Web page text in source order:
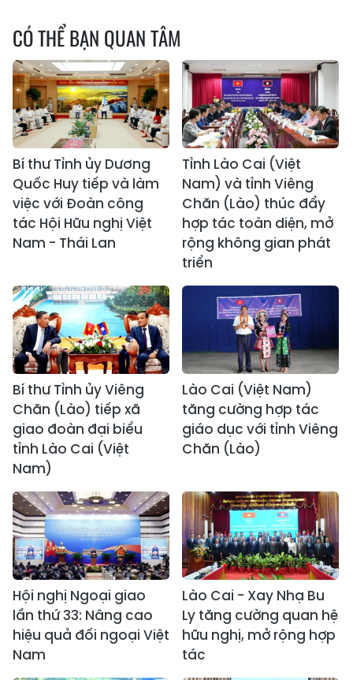
CÓ THỂ BẠN QUAN TÂM
Bí thư Tỉnh ủy Dương
Quốc Huy tiếp và làm
việc với Đoàn công
tác Hội Hữu nghị Việt
Nam - Thái Lan
Tỉnh Lào Cai (Việt
Nam) và tỉnh Viêng
Chăn (Lào) thúc đẩy
hợp tác toàn diện, mở
rộng không gian phát
triển
Bí thư Tỉnh ủy Viêng
Chăn (Lào) tiếp xã
giao đoàn đại biểu
tỉnh Lào Cai (Việt
Nam)
Lào Cai (Việt Nam)
tăng cường hợp tác
giáo dục với tỉnh Viêng
Chăn (Lào)
Hội nghị Ngoại giao
lần thứ 33: Nâng cao
hiệu quả đối ngoại Việt
Nam
Lào Cai - Xay Nhạ Bu
Ly tăng cường quan hệ
hữu nghị, mở rộng hợp
tác